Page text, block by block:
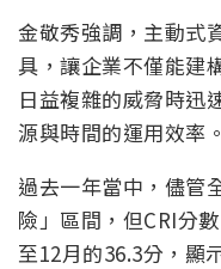
金敬秀強調，主動式
具，讓企業不僅能建
日益複雜的威脅時迅
源與時間的運用效率。
過去一年當中，儘管
險」區間，但CRI分
至12月的36.3分，顯